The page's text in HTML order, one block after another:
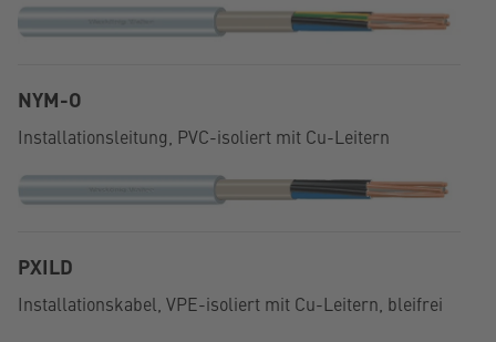
NYM-O
Installationsleitung, PVC-isoliert mit Cu-Leitern
PXILD
Installationskabel, VPE-isoliert mit Cu-Leitern, bleifrei